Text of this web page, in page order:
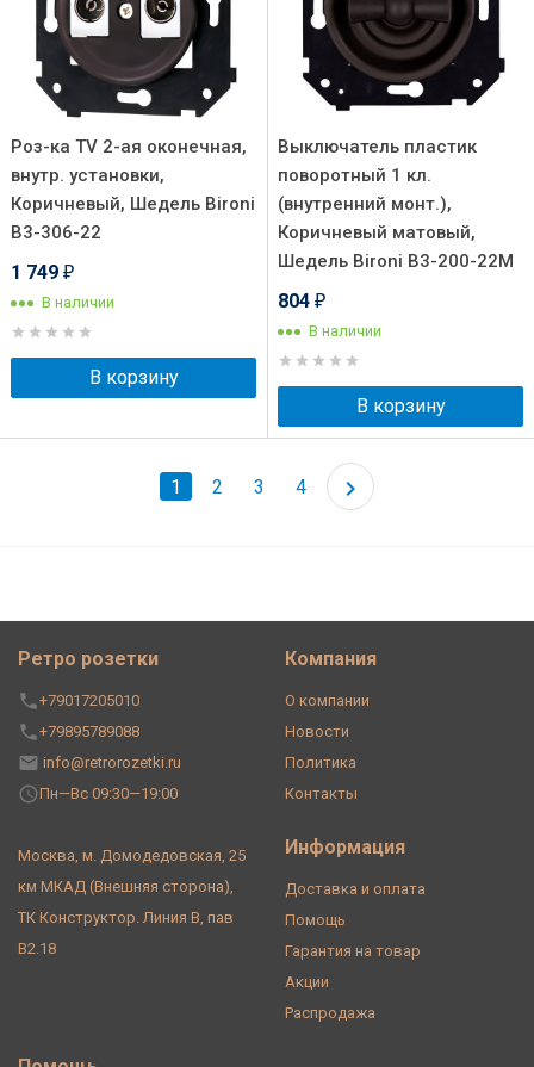
Роз-ка TV 2-ая оконечная,
внутр. установки,
Коричневый, Шедель Bironi
B3-306-22
1 749 ₽
В наличии
В корзину
Выключатель пластик
поворотный 1 кл.
(внутренний монт.),
Коричневый матовый,
Шедель Bironi B3-200-22M
804 ₽
В наличии
В корзину
1 2 3 4
Ретро розетки
+79017205010
+79895789088
info@retrorozetki.ru
Пн—Вс 09:30—19:00
Москва, м. Домодедовская, 25
км МКАД (Внешняя сторона),
ТК Конструктор. Линия В, пав
В2.18
Компания
О компании
Новости
Политика
Контакты
Информация
Доставка и оплата
Помощь
Гарантия на товар
Акции
Распродажа